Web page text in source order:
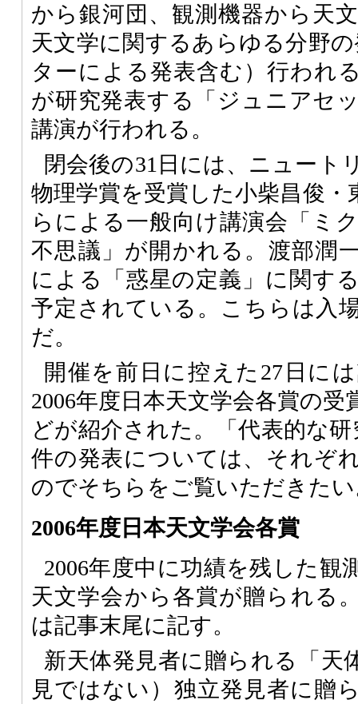
から銀河団、観測機器から天
天文学に関するあらゆる分野
ターによる発表含む）行われ
が研究発表する「ジュニアセ
講演が行われる。
閉会後の31日には、ニュート
物理学賞を受賞した小柴昌俊・
らによる一般向け講演会「ミ
不思議」が開かれる。渡部潤
による「惑星の定義」に関す
予定されている。こちらは入
だ。
開催を前日に控えた27日に
2006年度日本天文学会各賞の
どが紹介された。「代表的な
件の発表については、それぞ
のでそちらをご覧いただきた
2006年度日本天文学会各賞
2006年度中に功績を残した観
天文学会から各賞が贈られる
は記事末尾に記す。
新天体発見者に贈られる「天
見ではない）独立発見者に贈